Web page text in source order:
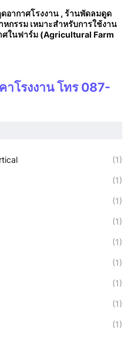
อากาศโรงงาน , ร้านพัดลมดูด
หกรรม เหมาะสำหรับการใช้งาน
ศในฟาร์ม (Agricultural Farm
โรงงาน โทร 087-
(1)
(1)
(1)
(1)
(1)
(1)
(1)
(1)
(1)